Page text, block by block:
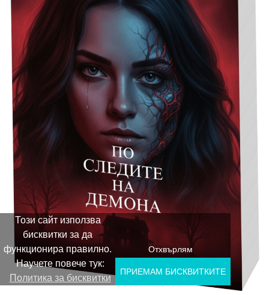
Този сайт използва
бисквитки за да
функционира правилно.
Научете повече тук:
Политика за бисквитки
Отхвърлям
ПРИЕМАМ БИСКВИТКИTE